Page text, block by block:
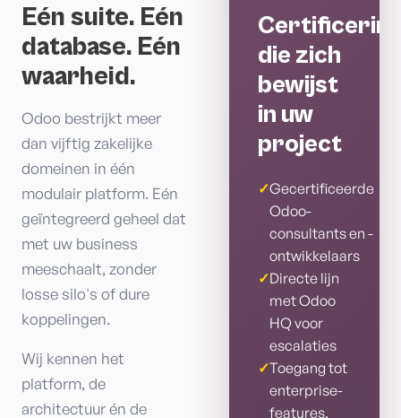
Eén suite. Eén
database. Eén
waarheid.
Odoo bestrijkt meer
dan vijftig zakelijke
domeinen in één
modulair platform. Eén
geïntegreerd geheel dat
met uw business
meeschaalt, zonder
losse silo's of dure
koppelingen.
Wij kennen het
platform, de
architectuur én de
die zich
bewijst
in uw
project
✓Gecertificeerde
Odoo-
consultants en -
ontwikkelaars
✓Directe lijn
met Odoo
HQ voor
escalaties
✓Toegang tot
enterprise-
features,